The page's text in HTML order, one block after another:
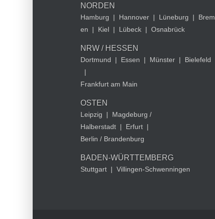
NORDEN
Hamburg | Hannover | Lüneburg |
Brem
en
| Kiel | Lübeck | Osnabrück
NRW / HESSEN
Dortmund | Essen | Münster |
Bielefeld
|
Frankfurt am Main
OSTEN
Leipzig |
Magdeburg /
Halberstadt | Erfurt |
Berlin / Brandenburg
BADEN-WÜRTTEMBERG
Stuttgart | Villingen-Schwenningen